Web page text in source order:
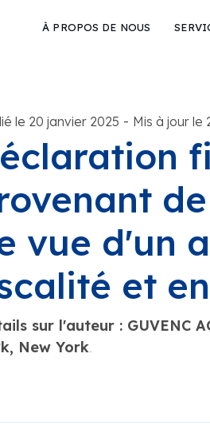
À PROPOS DE NOUS
le 20 janvier 2025 - Mis à jour le
vue d'un
et
sur l'auteur : GUVENC
New York.